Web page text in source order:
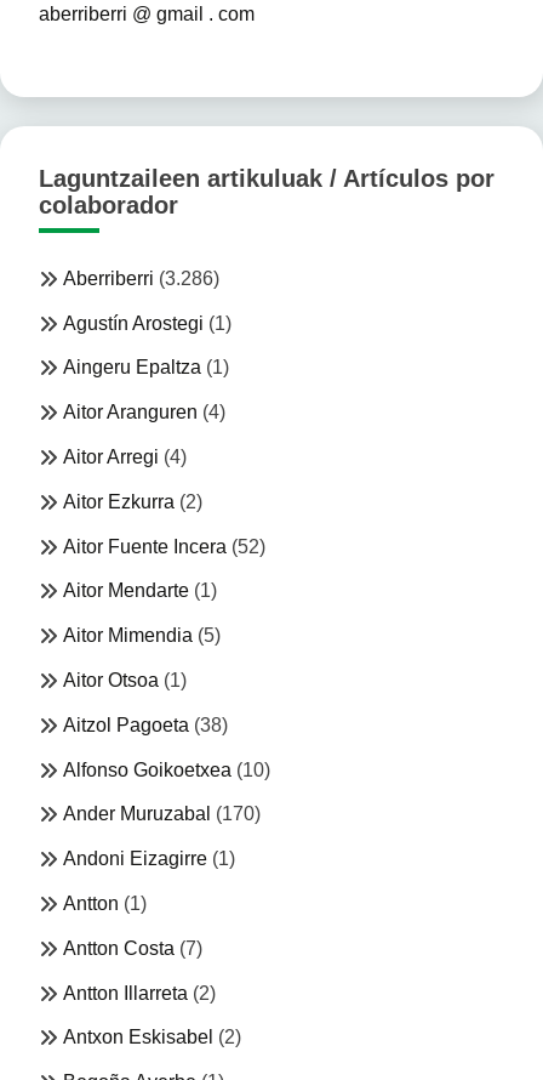
aberriberri @ gmail . com
Laguntzaileen artikuluak / Artículos por
colaborador
Aberriberri (3.286)
Agustín Arostegi (1)
Aingeru Epaltza (1)
Aitor Aranguren (4)
Aitor Arregi (4)
Aitor Ezkurra (2)
Aitor Fuente Incera (52)
Aitor Mendarte (1)
Aitor Mimendia (5)
Aitor Otsoa (1)
Aitzol Pagoeta (38)
Alfonso Goikoetxea (10)
Ander Muruzabal (170)
Andoni Eizagirre (1)
Antton (1)
Antton Costa (7)
Antton Illarreta (2)
Antxon Eskisabel (2)